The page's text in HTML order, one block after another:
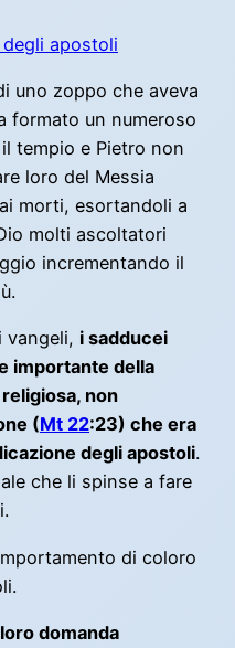
apostoli
uno zoppo che aveva
formato un numeroso
tempio e Pietro non
loro del Messia
morti, esortandoli a
molti ascoltatori
incrementando il
vangeli, i sadducei
importante della
non
(Mt 22:23) che era
degli apostoli.
che li spinse a fare
di coloro
domanda